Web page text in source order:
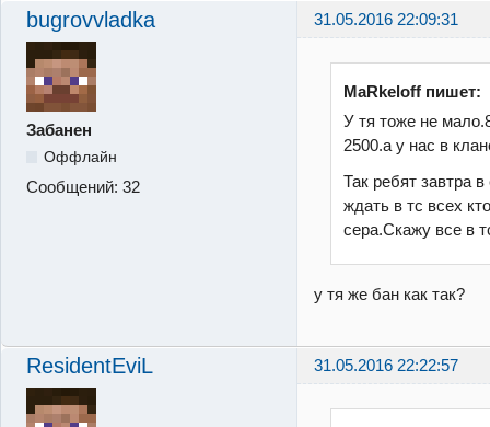
bugrovvladka 31.05.2016 22:09:31
Забанен
Оффлайн
Сообщений: 32
MaRkeloff пишет:
У тя тоже не
2500.а у нас в
Так ребят завтра
ждать в тс всех
сера.Скажу все в
у тя же бан как так?
ResidentEviL 31.05.2016 22:22:57